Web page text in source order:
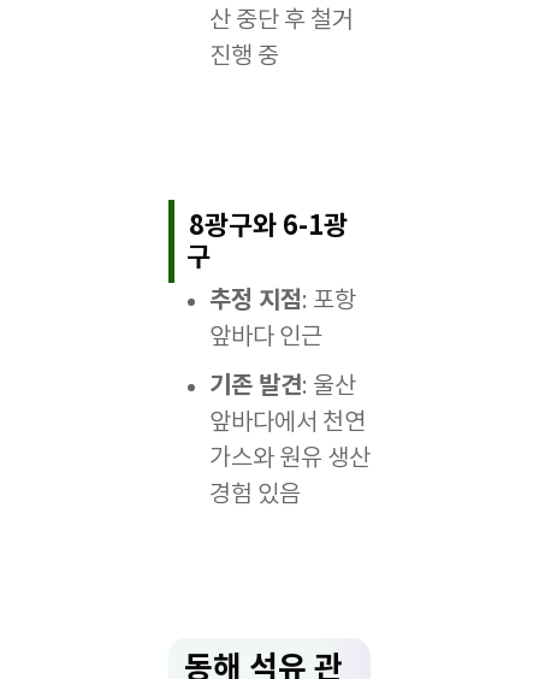
산 중단 후 철거
진행 중
8광구와 6-1광
구
추정 지점: 포항
앞바다 인근
기존 발견: 울산
앞바다에서 천연
가스와 원유 생산
경험 있음
동해 석유 관